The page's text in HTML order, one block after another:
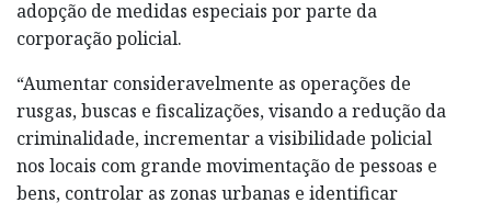
adopção de medidas especiais por parte da
corporação policial.
“Aumentar consideravelmente as operações de
rusgas, buscas e fiscalizações, visando a redução da
criminalidade, incrementar a visibilidade policial
nos locais com grande movimentação de pessoas e
bens, controlar as zonas urbanas e identificar